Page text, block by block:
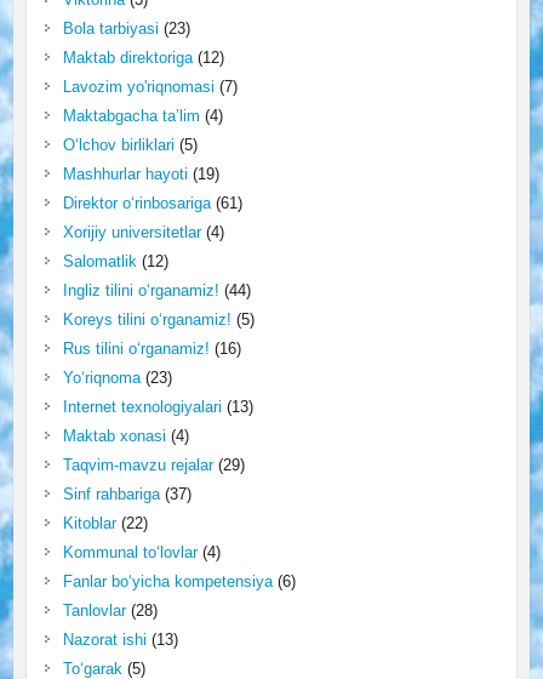
Bola tarbiyasi (23)
Maktab direktoriga(12)
Lavozim yo'riqnomasi (7)
Maktabgacha ta’lim (4)
O‘lchov birliklari (5)
Mashhurlar hayoti (19)
Direktor o‘rinbosariga(61)
Xorijiy universitetlar(4)
Salomatlik (12)
Ingliz tilini o‘rganamiz! (44)
Koreys tilini o‘rganamiz! (5)
Rus tilini o‘rganamiz! (16)
Yo‘riqnoma(23)
Internet texnologiyalari (13)
Maktab xonasi (4)
Taqvim-mavzu rejalar(29)
Sinf rahbariga(37)
Kitoblar(22)
Kommunal to‘lovlar(4)
Fanlar bo‘yicha kompetensiya(6)
Tanlovlar(28)
Nazorat ishi (13)
To‘garak (5)